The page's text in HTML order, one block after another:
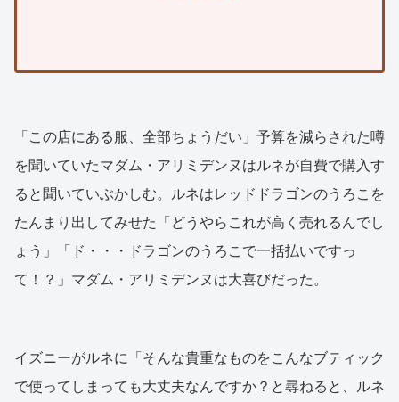
「この店にある服、全部ちょうだい」予算を減らされた噂
を聞いていたマダム・アリミデンヌはルネが自費で購入す
ると聞いていぶかしむ。ルネはレッドドラゴンのうろこを
たんまり出してみせた「どうやらこれが高く売れるんでし
ょう」「ド・・・ドラゴンのうろこで一括払いですっ
て！？」マダム・アリミデンヌは大喜びだった。
イズニーがルネに「そんな貴重なものをこんなブティック
で使ってしまっても大丈夫なんですか？と尋ねると、ルネ